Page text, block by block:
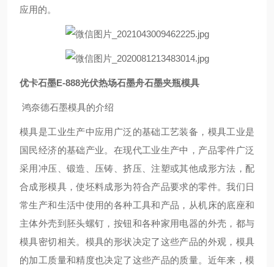
应用的。
优卡石墨E-888光伏热场石墨舟石墨夹瓶模具
鸿奈德石墨模具的介绍
模具是工业生产中应用广泛的基础工艺装备，模具工业是
国民经济的基础产业。在现代工业生产中，产品零件广泛
采用冲压、锻造、压铸、挤压、注塑或其他成形方法，配
合成形模具，使坯料成形为符合产品要求的零件。我们日
常生产和生活中使用的各种工具和产品，从机床的底座和
主体外壳到胚头螺钉，按钮和各种家用电器的外壳，都与
模具密切相关。模具的形状决定了这些产品的外观，模具
的加工质量和精度也决定了这些产品的质量。近年来，模